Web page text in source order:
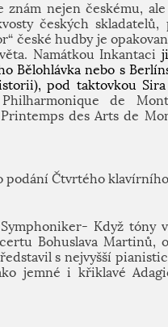
znám nejen českému,
českých
české hudby je
Namátkou Inkantaci
Bělohlávka nebo s
pod taktovkou Sira
de
des Arts de
podání Čtvrtého
Když tóny
Bohuslava Martinů,
s nejvyšší
jemné i křiklavé